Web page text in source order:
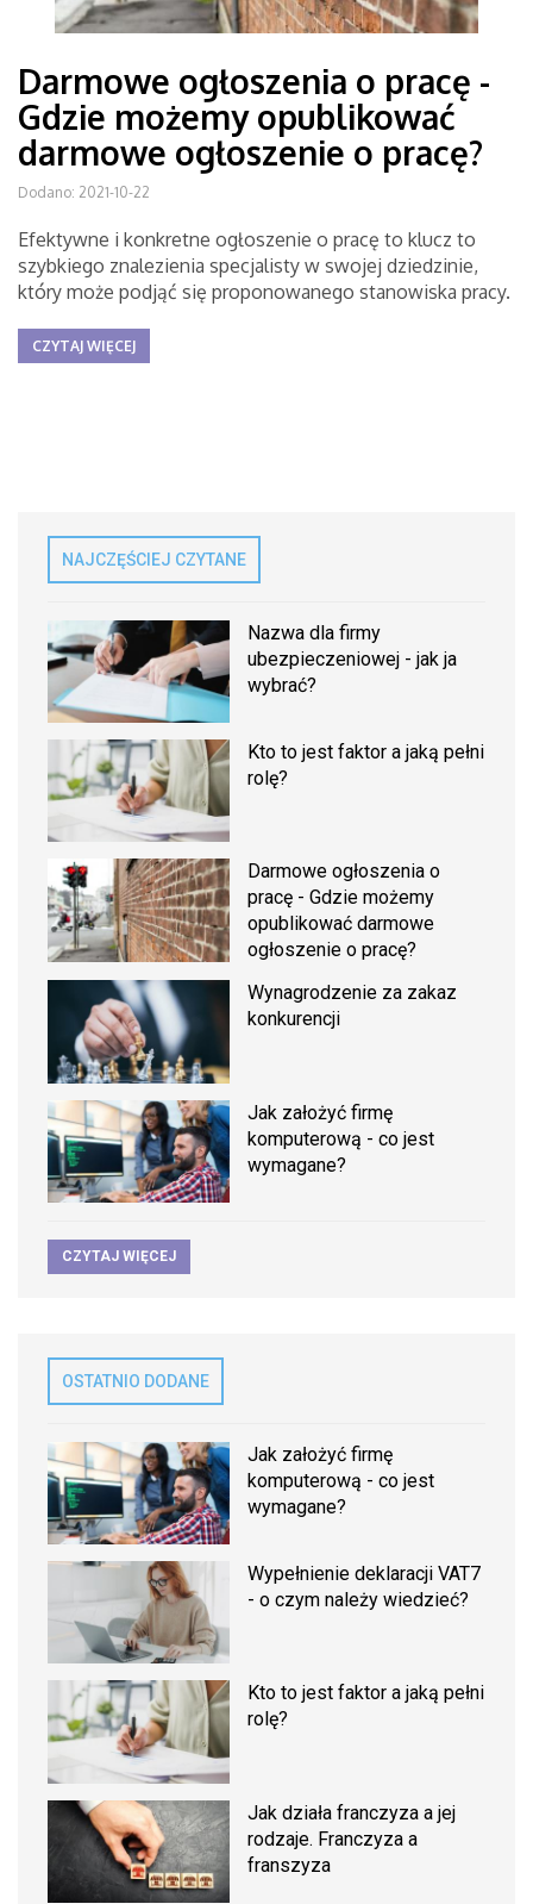
Darmowe ogłoszenia o pracę -
Gdzie możemy opublikować
darmowe ogłoszenie o pracę?
Dodano: 2021-10-22
Efektywne i konkretne ogłoszenie o pracę to klucz to
szybkiego znalezienia specjalisty w swojej dziedzinie,
który może podjąć się proponowanego stanowiska pracy.
CZYTAJ WIĘCEJ
NAJCZĘŚCIEJ CZYTANE
Nazwa dla firmy
ubezpieczeniowej - jak ja
wybrać?
Kto to jest faktor a jaką pełni
rolę?
Darmowe ogłoszenia o
pracę - Gdzie możemy
opublikować darmowe
ogłoszenie o pracę?
Wynagrodzenie za zakaz
konkurencji
Jak założyć firmę
komputerową - co jest
wymagane?
CZYTAJ WIĘCEJ
OSTATNIO DODANE
Jak założyć firmę
komputerową - co jest
wymagane?
Wypełnienie deklaracji VAT7
- o czym należy wiedzieć?
Kto to jest faktor a jaką pełni
rolę?
Jak działa franczyza a jej
rodzaje. Franczyza a
franszyza